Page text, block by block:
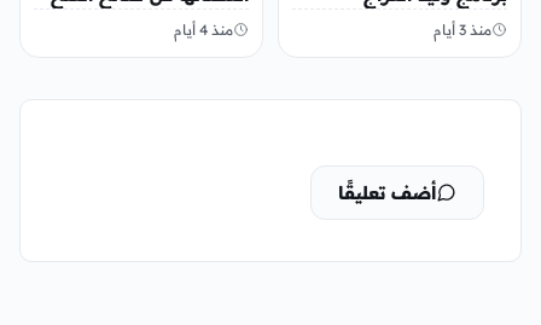
منذ 3 أيام منذ 4 أيام
أضف تعليقًا